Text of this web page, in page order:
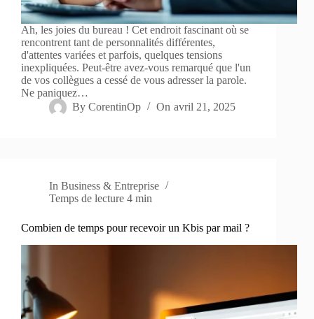
Ah, les joies du bureau ! Cet endroit fascinant où se
rencontrent tant de personnalités différentes,
d'attentes variées et parfois, quelques tensions
inexpliquées. Peut-être avez-vous remarqué que l'un
de vos collègues a cessé de vous adresser la parole.
Ne paniquez…
By CorentinOp On avril 21, 2025
In Business & Entreprise
Temps de lecture 4 min
Combien de temps pour recevoir un Kbis par mail ?